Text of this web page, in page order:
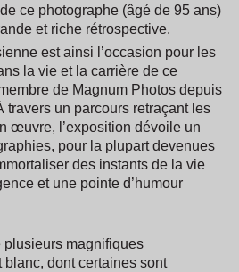
ce photographe (âgé de 95 ans)
et riche rétrospective.
est ainsi l’occasion pour les
la vie et la carrière de ce
de Magnum Photos depuis
travers un parcours retraçant les
œuvre, l’exposition dévoile un
pour la plupart devenues
des instants de la vie
et une pointe d’humour
magnifiques
dont certaines sont